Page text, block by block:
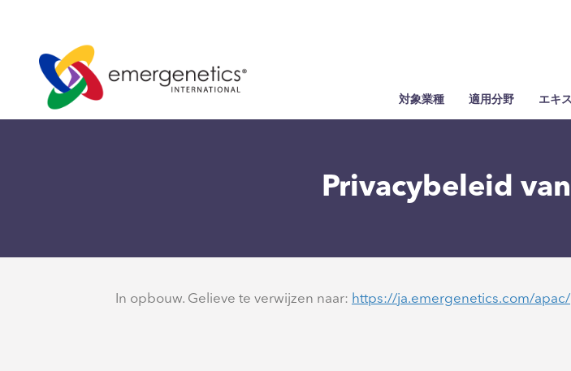
対象業種 適用分野 エキ
Privacybeleid
In opbouw. Gelieve te verwijzen naar: https://ja.emergenetics.com/